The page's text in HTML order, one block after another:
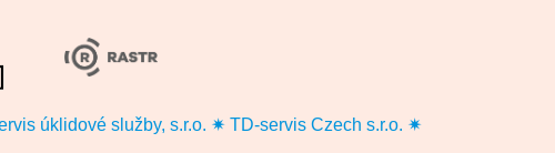
úklidové služby, s.r.o. ✷ TD-servis Czech s.r.o. ✷